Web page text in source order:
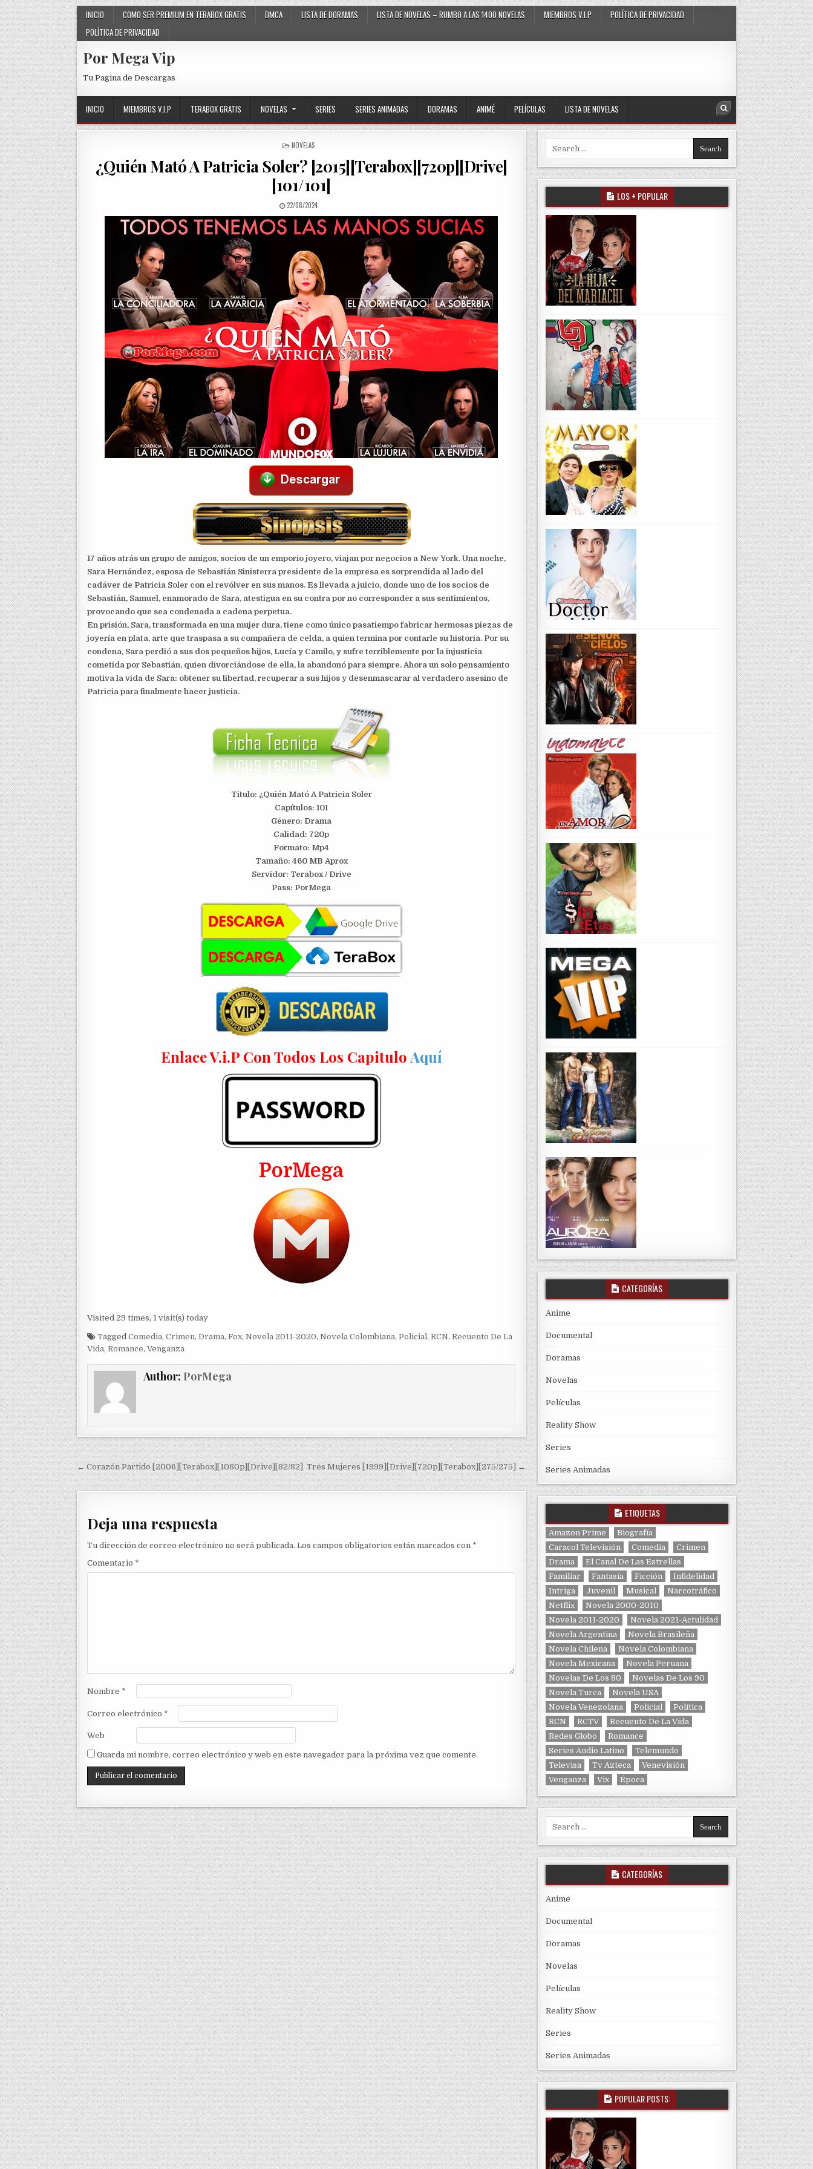
Skip to content INICIO COMO SER PREMIUM EN TERABOX GRATIS DMCA LISTA DE DORAMAS LISTA DE NOVELAS – RUMBO A LAS 1400 NOVELAS MIEMBROS V.I.P
POLÍTICA DE PRIVACIDAD
POLÍTICA DE PRIVACIDAD
Por Mega Vip
Tu Pagina de Descargas
INICIO MIEMBROS V.I.P TERABOX GRATIS NOVELAS SERIES SERIES ANIMADAS DORAMAS ANIMÉ PELÍCULAS LISTA DE NOVELAS Search
POSTED IN
NOVELAS
¿Quién Mató A Patricia Soler? [2015][Terabox][720p][Drive]
[101/101]
PUBLISHED DATE:
22/08/2024
17 años atrás un grupo de amigos, socios de un emporio joyero, viajan por negocios a New York. Una noche,
Sara Hernández, esposa de Sebastián Sinisterra presidente de la empresa es sorprendida al lado del
cadáver de Patricia Soler con el revólver en sus manos. Es llevada a juicio, donde uno de los socios de
Sebastián, Samuel, enamorado de Sara, atestigua en su contra por no corresponder a sus sentimientos,
provocando que sea condenada a cadena perpetua.
En prisión, Sara, transformada en una mujer dura, tiene como único pasatiempo fabricar hermosas piezas de
joyería en plata, arte que traspasa a su compañera de celda, a quien termina por contarle su historia. Por su
condena, Sara perdió a sus dos pequeños hijos, Lucía y Camilo, y sufre terriblemente por la injusticia
cometida por Sebastián, quien divorciándose de ella, la abandonó para siempre. Ahora un solo pensamiento
motiva la vida de Sara: obtener su libertad, recuperar a sus hijos y desenmascarar al verdadero asesino de
Patricia para finalmente hacer justicia.
Titulo: ¿Quién Mató A Patricia Soler
Capítulos: 101
Género: Drama
Calidad: 720p
Formato: Mp4
Tamaño: 460 MB Aprox
Servidor: Terabox / Drive
Pass: PorMega
Enlace V.i.P Con Todos Los Capitulo Aquí
PorMega
Visited 29 times, 1 visit(s) today
Tagged Comedia, Crimen, Drama, Fox, Novela 2011-2020, Novela Colombiana, Policial, RCN, Recuento De La
Vida, Romance, Venganza
Author: PorMega
Navegación de entradas
← Corazón Partido [2006][Terabox][1080p][Drive][82/82] Tres Mujeres [1999][Drive][720p][Terabox][275/275] →
Deja una respuesta
Tu dirección de correo electrónico no será publicada. Los campos obligatorios están marcados con *
Comentario *
Nombre *
Correo electrónico *
Web
Guarda mi nombre, correo electrónico y web en este navegador para la próxima vez que comente.
Search for:
LOS + POPULAR
CATEGORÍAS
Anime
Documental
Doramas
Novelas
Películas
Reality Show
Series
Series Animadas
ETIQUETAS
Amazon Prime
Biografía
Caracol Televisión
Comedia
Crimen
Drama
El Canal De Las Estrellas
Familiar
Fantasía Ficción
Infidelidad
Intriga
Juvenil Musical
Narcotráfico
Netflix
Novela 2000-2010
Novela 2011-2020
Novela 2021-Actulidad
Novela Argentina
Novela Brasileña
Novela Chilena
Novela Colombiana
Novela Mexicana
Novela Peruana
Novelas De Los 80
Novelas De Los 90
Novela Turca
Novela USA
Novela Venezolana
Policial
Política
RCN
RCTV
Recuento De La Vida
Redes Globo
Romance
Series Audio Latino
Telemundo
Televisa
Tv Azteca
Venevisión
Venganza
Vix Época
Search for:
CATEGORÍAS
Anime
Documental
Doramas
Novelas
Películas
Reality Show
Series
Series Animadas
POPULAR POSTS: